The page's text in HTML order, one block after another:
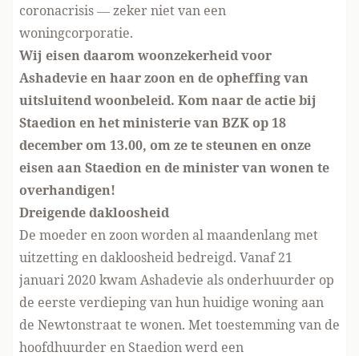
coronacrisis — zeker niet van een
woningcorporatie.
Wij eisen daarom woonzekerheid voor
Ashadevie en haar zoon en de opheffing van
uitsluitend woonbeleid. Kom naarde actiebij
Staedion en het ministerie van BZK op 18
december om 13.00, om ze te steunen en onze
eisen aan Staedion en de minister van wonen te
overhandigen!
Dreigende dakloosheid
De moeder en zoon worden al maandenlang met
uitzetting en dakloosheid bedreigd. Vanaf 21
januari 2020 kwam Ashadevie als onderhuurder op
de eerste verdieping van hun huidige woning aan
de Newtonstraat te wonen. Met toestemming van de
hoofdhuurder en Staedion werd een